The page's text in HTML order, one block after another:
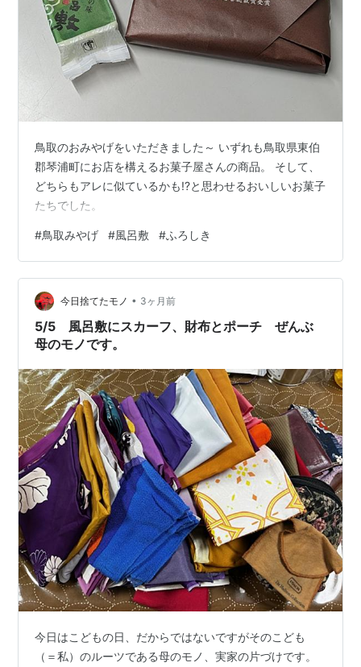
鳥取のおみやげをいただきました～ いずれも鳥取県東伯
郡琴浦町にお店を構えるお菓子屋さんの商品。 そして、
どちらもアレに似ているかも!?と思わせるおいしいお菓子
たちでした。
#鳥取みやげ #風呂敷 #ふろしき
今日捨てたモノ • 3ヶ月前
5/5 風呂敷にスカーフ、財布とポーチ ぜんぶ
母のモノです。
今日はこどもの日、だからではないですがそのこども
（＝私）のルーツである母のモノ、実家の片づけです。